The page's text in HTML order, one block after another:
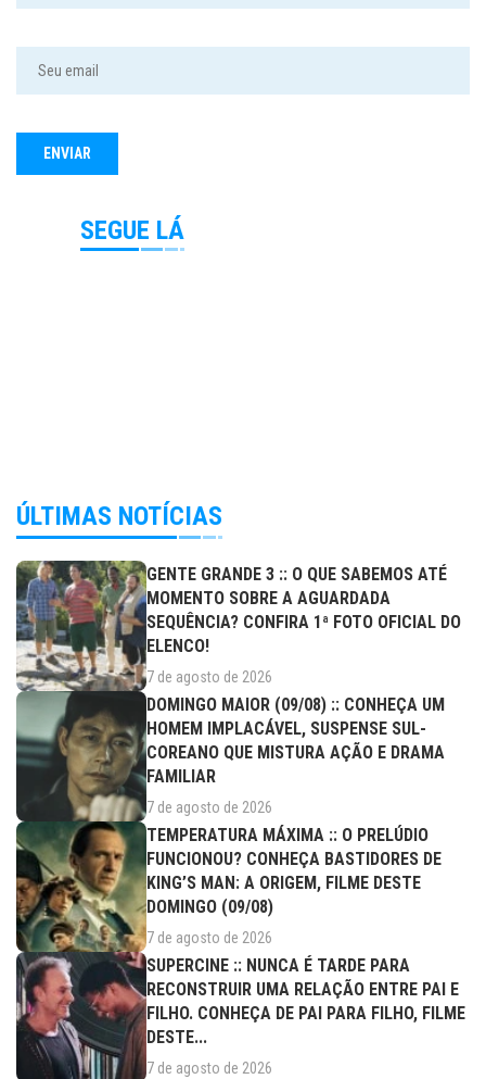
SEGUE LÁ
ÚLTIMAS NOTÍCIAS
GENTE GRANDE 3 :: O QUE SABEMOS ATÉ
MOMENTO SOBRE A AGUARDADA
SEQUÊNCIA? CONFIRA 1ª FOTO OFICIAL DO
ELENCO!
7 de agosto de 2026
DOMINGO MAIOR (09/08) :: CONHEÇA UM
HOMEM IMPLACÁVEL, SUSPENSE SUL-
COREANO QUE MISTURA AÇÃO E DRAMA
FAMILIAR
7 de agosto de 2026
TEMPERATURA MÁXIMA :: O PRELÚDIO
FUNCIONOU? CONHEÇA BASTIDORES DE
KING’S MAN: A ORIGEM, FILME DESTE
DOMINGO (09/08)
7 de agosto de 2026
SUPERCINE :: NUNCA É TARDE PARA
RECONSTRUIR UMA RELAÇÃO ENTRE PAI E
FILHO. CONHEÇA DE PAI PARA FILHO, FILME
DESTE...
7 de agosto de 2026